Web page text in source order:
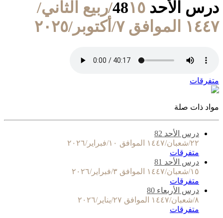
درس الأحد 48
١٥/ربيع الثاني/
١٤٤٧ الموافق ٧/أكتوبر/٢٠٢٥
متفرقات
مواد ذات صلة
درس الأحد 82
٢٢/شعبان/١٤٤٧ الموافق ١٠/فبراير/٢٠٢٦
متفرقات
درس الأحد 81
١٥/شعبان/١٤٤٧ الموافق ٣/فبراير/٢٠٢٦
متفرقات
درس الأربعاء 80
٨/شعبان/١٤٤٧ الموافق ٢٧/يناير/٢٠٢٦
متفرقات